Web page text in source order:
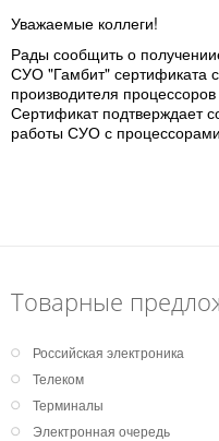
Уважаемые коллеги!
Рады сообщить о
СУО "Гамбит" сертификата
производителя
Сертификат подтверждает
работы СУО с
Товарные
Российская электроника
Телеком
Терминалы
Электронная очередь